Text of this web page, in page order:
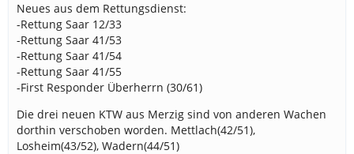
Neues aus dem Rettungsdienst:
-Rettung Saar 12/33
-Rettung Saar 41/53
-Rettung Saar 41/54
-Rettung Saar 41/55
-First Responder Überherrn (30/61)
Die drei neuen KTW aus Merzig sind von anderen Wachen
dorthin verschoben worden. Mettlach(42/51),
Losheim(43/52), Wadern(44/51)